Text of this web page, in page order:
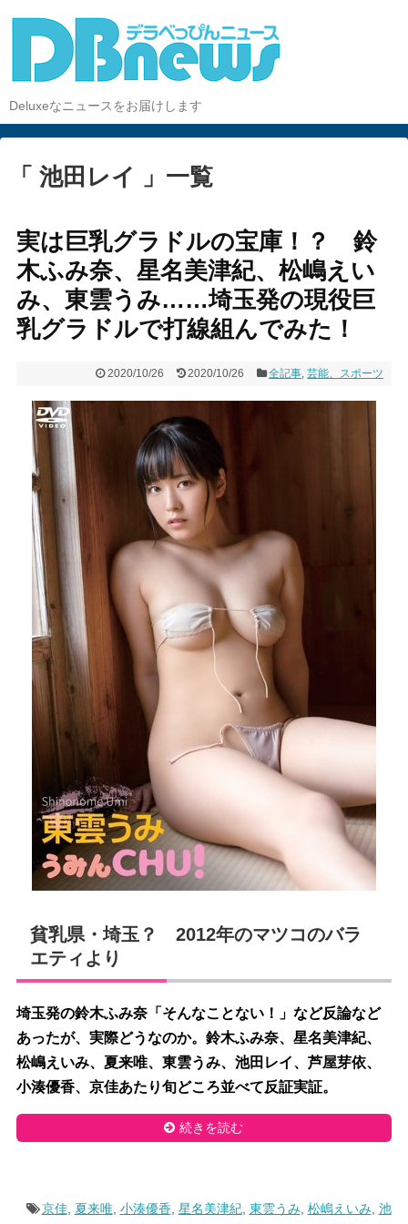
Deluxeなニュースをお届けします
「 池田レイ 」一覧
実は巨乳グラドルの宝庫！？ 鈴
木ふみ奈、星名美津紀、松嶋えい
み、東雲うみ……埼玉発の現役巨
乳グラドルで打線組んでみた！
2020/10/26 2020/10/26 全記事,芸能、スポーツ
貧乳県・埼玉？ 2012年のマツコのバラ
エティより
埼玉発の鈴木ふみ奈「そんなことない！」など反論など
あったが、実際どうなのか。鈴木ふみ奈、星名美津紀、
松嶋えいみ、夏来唯、東雲うみ、池田レイ、芦屋芽依、
小湊優香、京佳あたり旬どころ並べて反証実証。
続きを読む
京佳, 夏来唯, 小湊優香 星名美津紀, 東雲うみ 松嶋えいみ 池